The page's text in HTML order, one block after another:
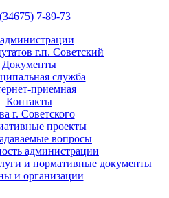
7-89-73
г.п. Советский
Документы
служба
приемная
Контакты
г. Советского
проекты
вопросы
администрации
и нормативные документы
и организации